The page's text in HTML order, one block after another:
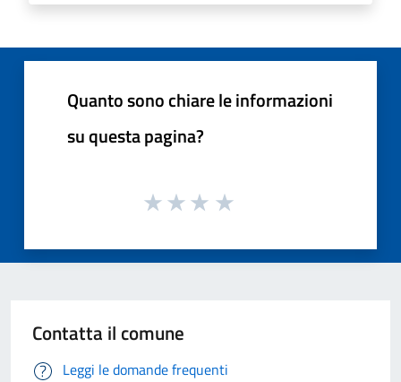
Quanto sono chiare le informazioni
su questa pagina?
Contatta il comune
Leggi le domande frequenti